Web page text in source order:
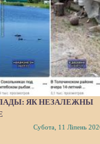
ЯК НЕЗАЛЕЖНЫ
Субота, 11 Ліпень